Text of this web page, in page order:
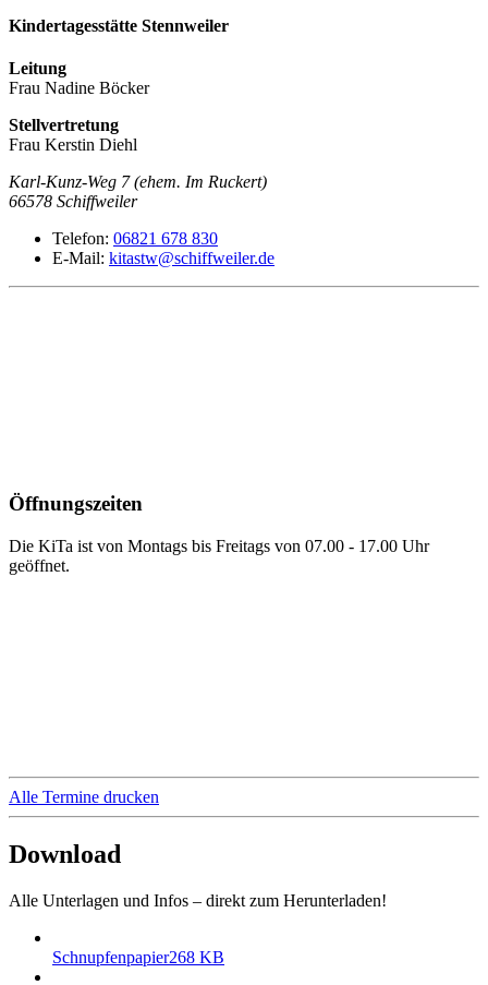
Kindertagesstätte Stennweiler
Leitung
Frau Nadine Böcker
Stellvertretung
Frau Kerstin Diehl
Karl-Kunz-Weg 7 (ehem. Im Ruckert)
66578 Schiffweiler
Telefon: 06821 678 830
E-Mail: kitastw@schiffweiler.de
Öffnungszeiten
Die KiTa ist von Montags bis Freitags von 07.00 - 17.00 Uhr
geöffnet.
Alle Termine drucken
Download
Alle Unterlagen und Infos – direkt zum Herunterladen!
Schnupfenpapier268 KB